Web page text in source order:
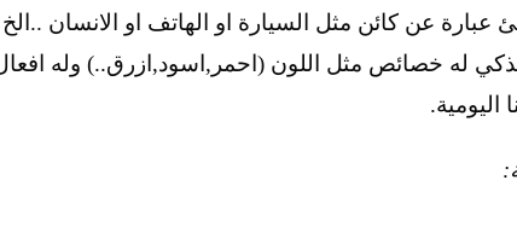
عبارة عن كائن مثل السيارة او الهاتف او الانسان
له خصائص مثل اللون (احمر,اسود,ازرق..) وله
اليومية.